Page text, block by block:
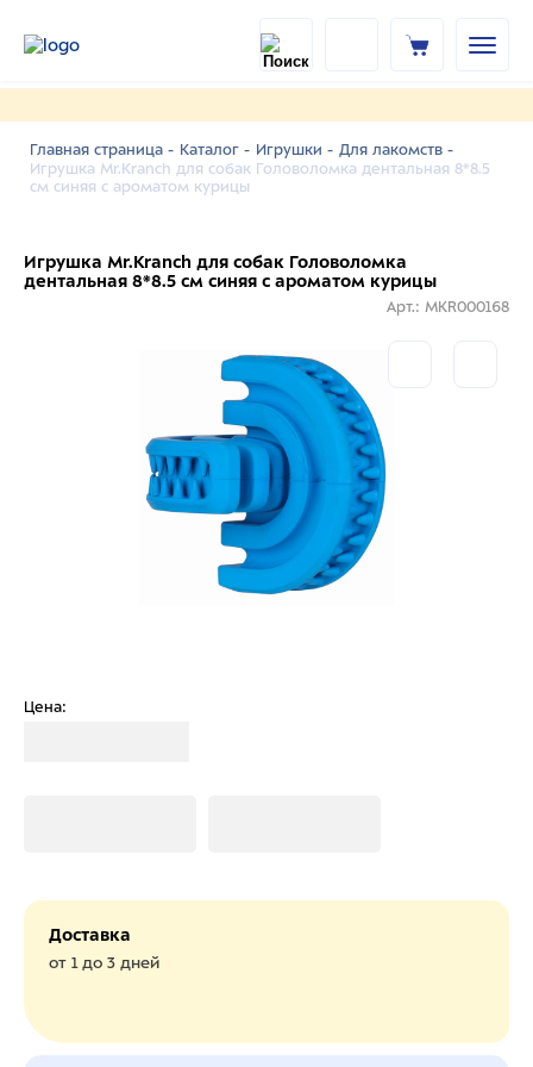
Главная страница - Каталог - Игрушки - Для лакомств -
Игрушка Mr.Kranch для собак Головоломка дентальная 8*8.5
см синяя с ароматом курицы
Игрушка Mr.Kranch для собак Головоломка
дентальная 8*8.5 см синяя с ароматом курицы
Арт.: MKR000168
Цена:
Доставка
от 1 до 3 дней